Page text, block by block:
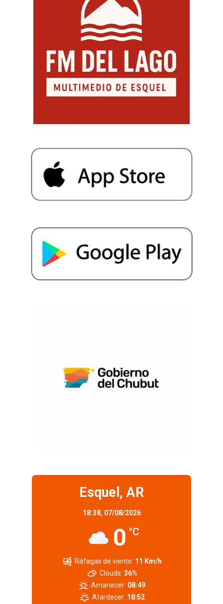
Esquel, AR
18:38, 07/08/2026
0 °C
Ráfagas de viento: 11 Km/h
Clouds: 36%
Amanecer: 08:49
Atardecer: 18:52